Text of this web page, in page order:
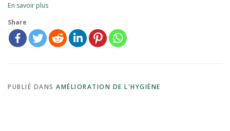
En savoir plus
Share
PUBLIÉ DANS AMÉLIORATION DE L'HYGIÈNE